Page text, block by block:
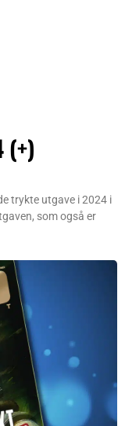
(+)
trykte utgave i 2024 i
som også er